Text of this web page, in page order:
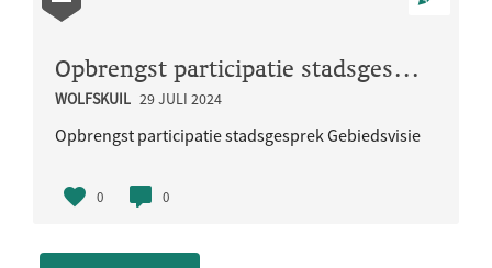
Opbrengst participatie stadsgesprek Gebiedsvisie
WOLFSKUIL 29 JULI 2024
Opbrengst participatie stadsgesprek Gebiedsvisie
0 0